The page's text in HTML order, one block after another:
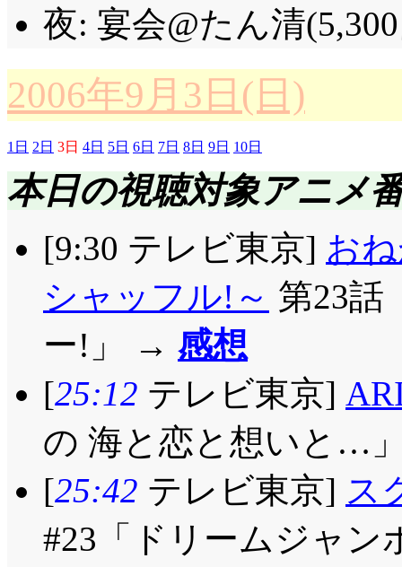
夜: 宴会@たん清
2006年9月3日(日)
1日 2日 3日 4日 5日 6日 7日 8日 9日 10日
本日の視聴対象アニメ
[9:30 テレビ東京] お
シャッフル!～ 第23話
ー!」 → 感想
[25:12 テレビ東京]
の 海と恋と想いと…
[25:42 テレビ東京] ス
#23「ドリームジャン